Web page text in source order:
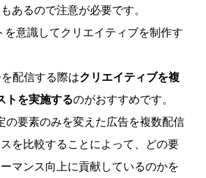
あるので注意が必要です。
を意識してクリエイティブを制作す
配信する際はクリエイティブを複
トを実施するのがおすすめです。
の要素のみを変えた広告を複数配信
を比較することによって、どの要
マンス向上に貢献しているのかを